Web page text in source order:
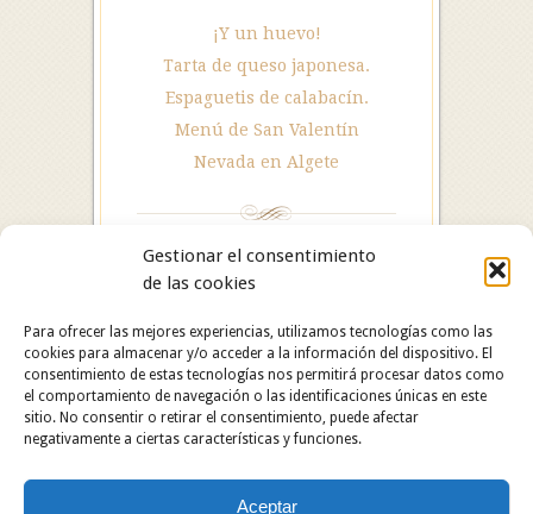
Gestionar el consentimiento
de las cookies
Para ofrecer las mejores experiencias, utilizamos tecnologías como las
cookies para almacenar y/o acceder a la información del dispositivo. El
consentimiento de estas tecnologías nos permitirá procesar datos como
el comportamiento de navegación o las identificaciones únicas en este
sitio. No consentir o retirar el consentimiento, puede afectar
negativamente a ciertas características y funciones.
Aceptar
¡Y un huevo!
Tarta de queso japonesa.
Espaguetis de calabacín.
Menú de San Valentín
Nevada en Algete
Hotel Restaurante Asador Algete. C/ San Roque, 25.
28110 Algete (Madrid). Hotel: 91 628 29 05 /